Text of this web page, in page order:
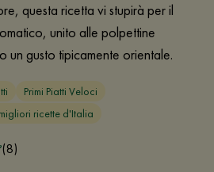
questa ricetta vi stupirà per il
unito alle polpettine
un gusto tipicamente orientale.
Primi Piatti Veloci
ricette d'Italia
(8)